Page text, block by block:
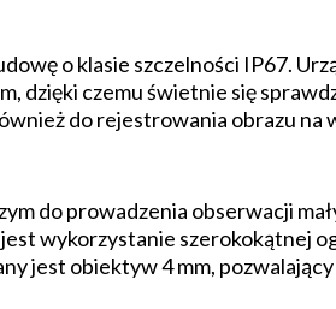
o klasie szczelności IP67.
dzięki czemu świetnie się
do rejestrowania obrazu na
do prowadzenia obserwacji
wykorzystanie szerokokątnej
jest obiektyw 4 mm, pozwalający